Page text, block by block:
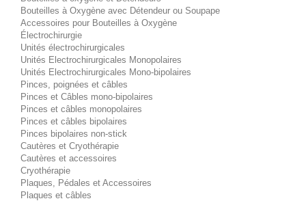
Bouteilles à Oxygène avec Détendeur ou Soupape
Accessoires pour Bouteilles à Oxygène
Électrochirurgie
Unités électrochirurgicales
Unités Electrochirurgicales Monopolaires
Unités Electrochirurgicales Mono-bipolaires
Pinces, poignées et câbles
Pinces et Câbles mono-bipolaires
Pinces et câbles monopolaires
Pinces et câbles bipolaires
Pinces bipolaires non-stick
Cautères et Cryothérapie
Cautères et accessoires
Cryothérapie
Plaques, Pédales et Accessoires
Plaques et câbles